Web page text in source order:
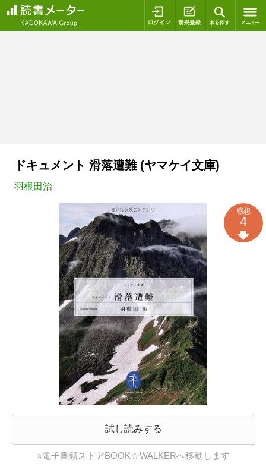
ログイン 新規登録
ドキュメント 滑落遭難 (ヤマケイ文庫)
羽根田治
試し読みする
※電子書籍ストアBOOK☆WALKERへ移動します
感想
4